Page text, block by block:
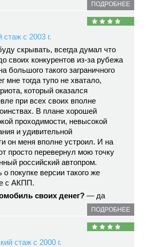
ПОДРОБНЕЕ
с 2003 г.
скрывать, всегда думал что
своих конкурентов из-за рубежа
большого такого заграничного
мне тогда тупо не хватало,
который оказался
при всех своих вполне
В плане хорошей
проходимости, невысокой
и удивительной
он меня вполне устроил. И на
просто перевернул мою точку
российский автопром.
покупке версии такого же
с АКПП.
своих денег? — да
ПОДРОБНЕЕ
стаж с 2000 г.